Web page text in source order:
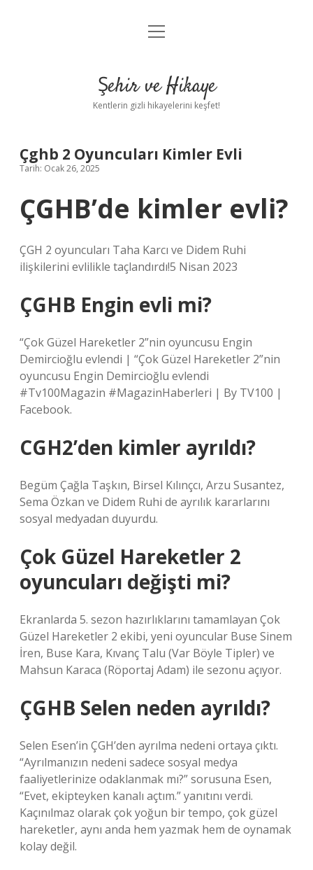
Anasayfa
Yasal Uyarı
menüyü
Şehir ve Hikaye
Kentlerin gizli hikayelerini keşfet!
Çghb 2 Oyuncuları Kimler Evli
Tarih: Ocak 26, 2025
ÇGHB’de kimler evli?
ÇGH 2 oyuncuları Taha Karcı ve Didem Ruhi
ilişkilerini evlilikle taçlandırdı!5 Nisan 2023
ÇGHB Engin evli mi?
“Çok Güzel Hareketler 2”nin oyuncusu Engin
Demircioğlu evlendi | “Çok Güzel Hareketler 2”nin
oyuncusu Engin Demircioğlu evlendi
#Tv100Magazin #MagazinHaberleri | By TV100 |
Facebook.
CGH2’den kimler ayrıldı?
Begüm Çağla Taşkın, Birsel Kılınçcı, Arzu Susantez,
Sema Özkan ve Didem Ruhi de ayrılık kararlarını
sosyal medyadan duyurdu.
Çok Güzel Hareketler 2
oyuncuları değişti mi?
Ekranlarda 5. sezon hazırlıklarını tamamlayan Çok
Güzel Hareketler 2 ekibi, yeni oyuncular Buse Sinem
İren, Buse Kara, Kıvanç Talu (Var Böyle Tipler) ve
Mahsun Karaca (Röportaj Adam) ile sezonu açıyor.
ÇGHB Selen neden ayrıldı?
Selen Esen’in ÇGH’den ayrılma nedeni ortaya çıktı.
“Ayrılmanızın nedeni sadece sosyal medya
faaliyetlerinize odaklanmak mı?” sorusuna Esen,
“Evet, ekipteyken kanalı açtım.” yanıtını verdi.
Kaçınılmaz olarak çok yoğun bir tempo, çok güzel
hareketler, aynı anda hem yazmak hem de oynamak
kolay değil.